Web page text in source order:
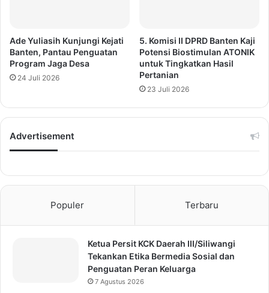
Ade Yuliasih Kunjungi Kejati
Banten, Pantau Penguatan
Program Jaga Desa
24 Juli 2026
5. Komisi II DPRD Banten Kaji
Potensi Biostimulan ATONIK
untuk Tingkatkan Hasil
Pertanian
23 Juli 2026
Advertisement
Populer Terbaru
Ketua Persit KCK Daerah III/Siliwangi
Tekankan Etika Bermedia Sosial dan
Penguatan Peran Keluarga
7 Agustus 2026